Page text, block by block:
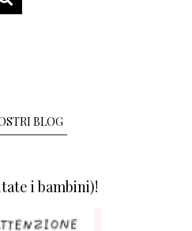
BLOG
i bambini)!